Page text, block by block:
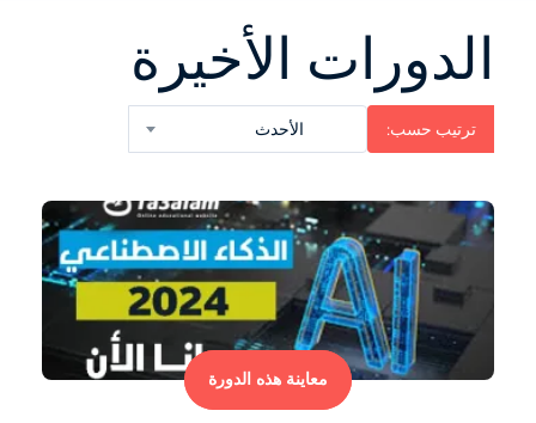
الدورات الأخيرة
ترتيب حسب: الأحدث
معاينة هذه الدورة